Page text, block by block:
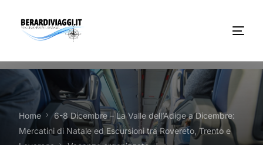
Home
6-8 Dicembre – La Valle dell’Adige a Dicembre:
Mercatini di Natale ed Escursioni tra Rovereto, Trento e
Chi Siamo
Noleggio
Autobus servizi